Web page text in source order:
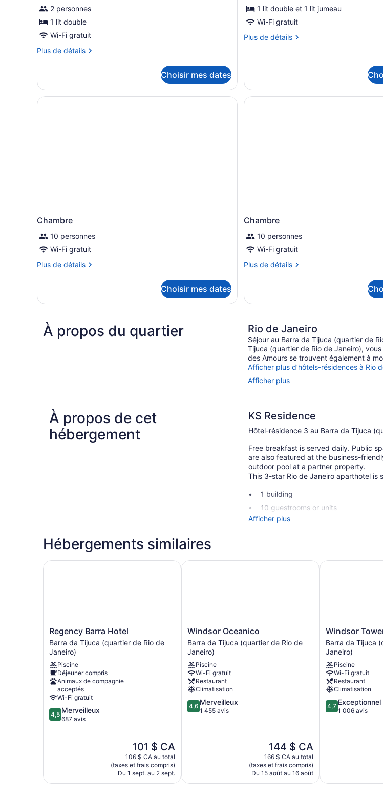
pour
ce
type
chambre :
chambre
2 personnes
1 lit double
Wi-Fi gratuit
Plus de détails
Plus
Appartement,
chambre
Choisir mes dates
pour
ce
de
chambres
1 lit double et 1 lit jumeau
Wi-Fi gratuit
Plus de détails
Plus
2
chambres
Chambre
10 personnes
Wi-Fi gratuit
Plus de détails
Plus
Chambre
Choisir mes dates
Chambre
10 personnes
Wi-Fi gratuit
Plus de détails
Plus
Chambre
À propos du quartier Rio de Janeiro
Séjour au Barra da Tijuca (quartier de
Tijuca (quartier de Rio de Janeiro),
des Amours se trouvent également à
Afficher plus d’hôtels-résidences à Rio
Afficher plus
À propos de cet
hébergement
KS Residence
Hôtel-résidence 3 au Barra da Tijuca
Free breakfast is served daily. Public
are also featured at the business-
outdoor pool at a partner property.
This 3-star Rio de Janeiro aparthotel is
1 building
10 guestrooms or units
3 levels
Front desk (24 hours)
Tour and ticket information
Garden
KS Residence possède 10
lits ont un matelas lit avec matelas
confortable étoiles propose des unités
de cuisson, four à micro-ondes et
offertes : un téléphone et un bureau.
Afficher plus
Hébergements similaires
Regency
Barra
Hotel
Barra
da
Tijuca
(quartier
de
de
Janeiro)
Regency Barra Hotel
Barra da Tijuca (quartier de Rio de
Janeiro)
Piscine
Déjeuner compris
Animaux de compagnie
acceptés
Wi-Fi gratuit
4.5
sur
4,5 Merveilleux
687 avis
Le
prix
est
de
101 $ CA
101 $ CA
106 $ CA au total
(taxes et frais compris)
Du 1 sept. au 2 sept.
Regency Barra Hotel
Windsor
Oceanico
Barra
da
Tijuca
(quartier
de
Rio
de
Janeiro)
Windsor Oceanico
Barra da Tijuca (quartier de Rio de
Janeiro)
Piscine
Wi-Fi gratuit
Restaurant
Climatisation
4.6
sur
4,6 Merveilleux
1 455 avis
Le
prix
est
de
144 $ CA
144 $ CA
166 $ CA au total
(taxes et frais compris)
Du 15 août au 16 août
Windsor Oceanico
Windsor
Tower
Hotel
Barra
da
Tijuca
(quartier
de
Rio
de
Windsor
Barra da Tijuca
Janeiro)
Piscine
Wi-Fi gratuit
Restaurant
Climatisation
4.7
sur
4,7 Exceptionnel
1 006 avis
Windsor Tower